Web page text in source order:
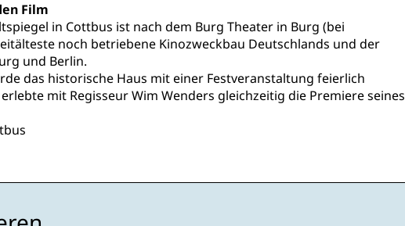
Film
in Cottbus ist nach dem Burg Theater in Burg (bei
noch betriebene Kinozweckbau Deutschlands und der
und Berlin.
das historische Haus mit einer Festveranstaltung feierlich
mit Regisseur Wim Wenders gleichzeitig die Premiere seines